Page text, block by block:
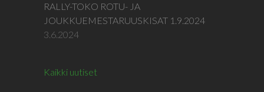
RALLY-TOKO ROTU- JA
JOUKKUEMESTARUUSKISAT 1.9.2024
3.6.2024
Kaikki uutiset